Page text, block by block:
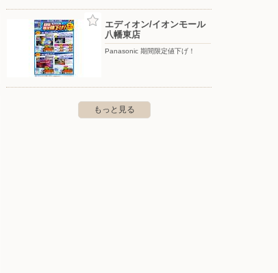
エディオン/イオンモール
八幡東店
Panasonic 期間限定値下げ！
もっと見る